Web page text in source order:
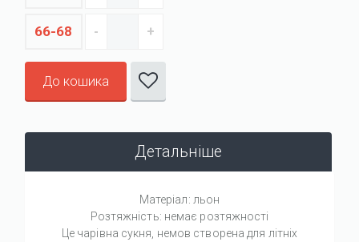
66-68
До кошика
Детальніше
Матеріал: льон
Розтяжність: немає розтяжності
Це чарівна сукня, немов створена для літніх